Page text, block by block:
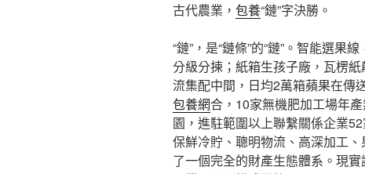
古代農業， 包養“鏈”字決勝。
“鏈”，是“鏈條”的“鏈”。智能選果
分級分揀；紙箱生孩子廠，瓦楞
流集配中間，日均2萬箱蘋果在傳
包養網合，10家無機肥加工場年
園，進駐範圍以上聯繫關係企業
保鮮冷貯、聰明物流、高深加工
了一個完全的財產生態體系。現